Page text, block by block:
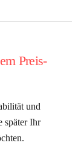
Preis-
und
später Ihr